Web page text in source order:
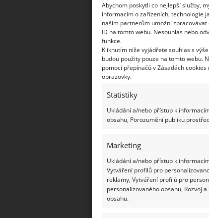
Abychom poskytli co nejlepší služby,
informacím o zařízeních, technologie
našim partnerům umožní
ID na tomto webu. Nesouhlas nebo
funkce.
Kliknutím níže vyjádřete souhlas s
budou použity pouze na tomto webu.
pomocí přepínačů v Zásadách
obrazovky.
Statistiky
Ukládání a/nebo přístup k
obsahu, Porozumění publiku
Marketing
Ukládání a/nebo přístup k
Vytváření profilů pro
reklamy, Vytváření profilů pro
personalizovaného obsahu, Rozvoj
obsahu.